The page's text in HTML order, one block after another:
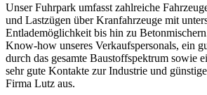
Unser Fuhrpark umfasst zahlreiche
und Lastzügen über Kranfahrzeuge mit
Entlademöglichkeit bis hin zu
Know-how unseres Verkaufspersonals, ein
durch das gesamte Baustoffspektrum sowie
sehr gute Kontakte zur Industrie und
Firma Lutz aus.